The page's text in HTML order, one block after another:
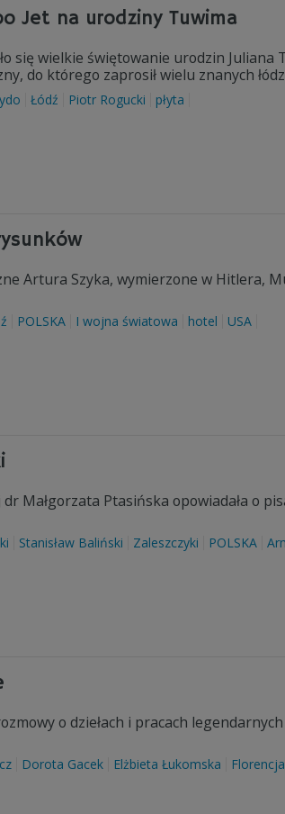
Jet na urodziny Tuwima
się wielkie świętowanie urodzin Juliana
do którego zaprosił wielu znanych
Łódź Piotr Rogucki płyta
Artura Szyka, wymierzone w Hitlera,
POLSKA I wojna światowa hotel USA
Małgorzata Ptasińska opowiadała o
Stanisław Baliński Zaleszczyki POLSKA
o dziełach i pracach
Dorota Gacek Elżbieta Łukomska Florencja